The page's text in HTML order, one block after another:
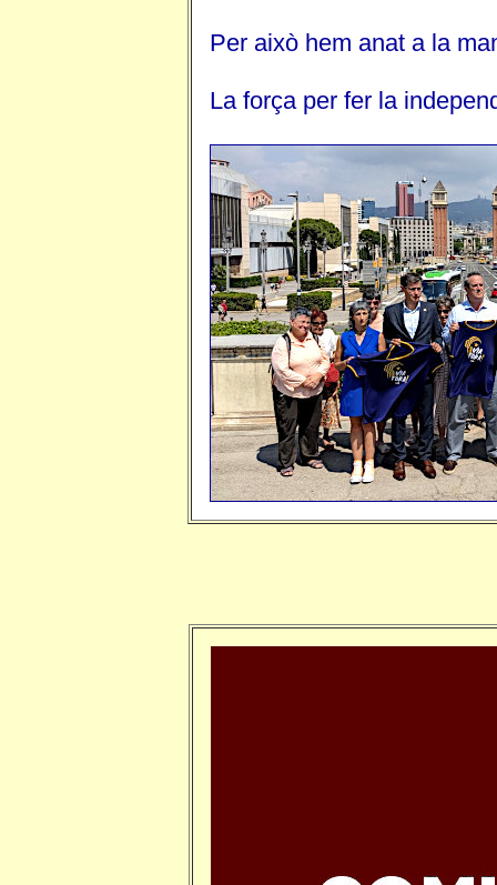
Per això hem anat a la
La força per fer la